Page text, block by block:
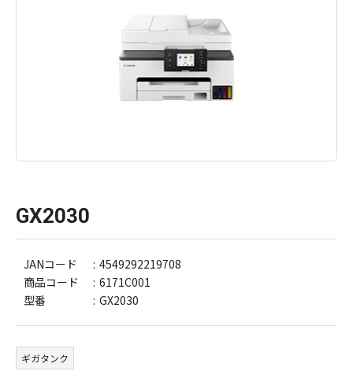
GX2030
JANコード
4549292219708
商品コード
6171C001
型番
GX2030
ギガタンク